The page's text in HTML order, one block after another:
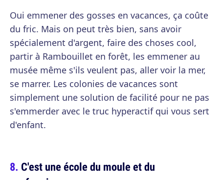
Oui emmener des gosses en vacances, ça coûte
du fric. Mais on peut très bien, sans avoir
spécialement d'argent, faire des choses cool,
partir à Rambouillet en forêt, les emmener au
musée même s'ils veulent pas, aller voir la mer,
se marrer. Les colonies de vacances sont
simplement une solution de facilité pour ne pas
s'emmerder avec le truc hyperactif qui vous sert
d'enfant.
C'est une école du moule et du